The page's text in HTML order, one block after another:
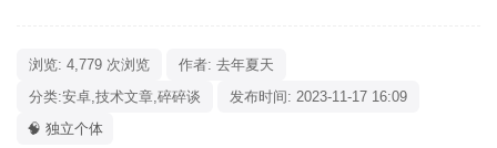
浏览: 4,779 次浏览
作者: 去年夏天
分类:安卓,技术文章,碎碎谈
发布时间: 2023-11-17 16:09
🧠 独立个体